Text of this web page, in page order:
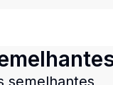
semelhantes